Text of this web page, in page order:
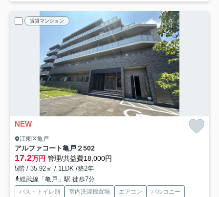
賃貸マンション
NEW
江東区亀戸
アルファコート亀戸２502
17.2万円 管理/共益費18,000円
5階 / 35.92㎡ / 1LDK /築2年
総武線「亀戸」駅 徒歩7分
バス・トイレ別 室内洗濯機置場 エアコン
バルコニー